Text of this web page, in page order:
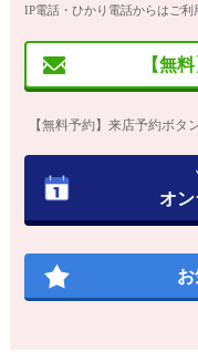
IP電話・ひかり電話からはご利
【無
【無料予約】来店予約ボ
オ